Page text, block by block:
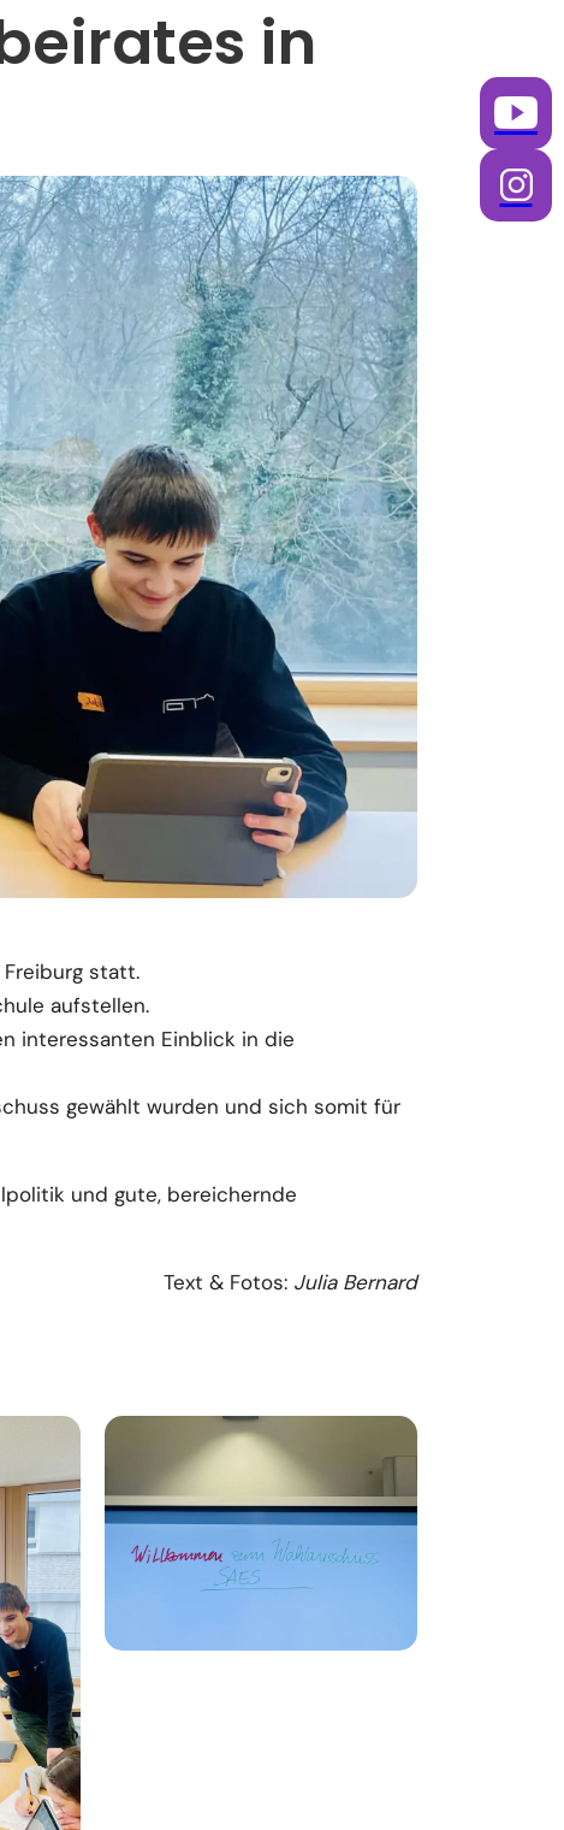
in
Freiburg statt.
aufstellen.
interessanten Einblick in die
gewählt wurden und sich somit für
und gute, bereichernde
Text & Fotos: Julia Bernard